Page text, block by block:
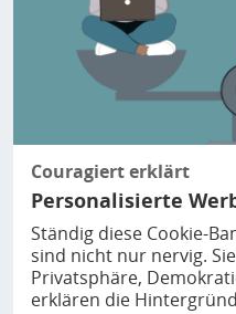
Couragiert erklärt
Personalisierte
Ständig diese Cookie-
sind nicht nur nervig.
Privatsphäre,
erklären die